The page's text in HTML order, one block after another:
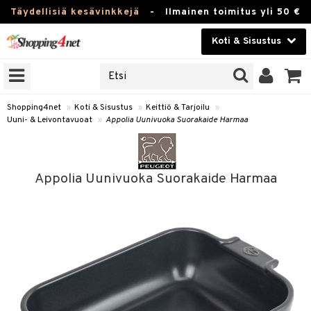
Täydellisiä kesävinkkejä - Ilmainen toimitus yli 50 €
Koti & Sisustus
Kauneudenhoito
Piilolinssit
Fitness
Tuotemerkkejä
Kampanjat
Shopping4net » Koti & Sisustus » Keittiö & Tarjoilu
»
Uuni- & Leivontavuoat » Appolia Uunivuoka Suorakaide Harmaa
Appolia Uunivuoka Suorakaide Harmaa
Karahvit
Tee & Espresso